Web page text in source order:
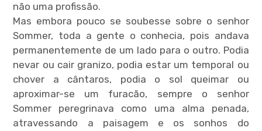
não uma profissão.
Mas embora pouco se soubesse sobre o senhor
Sommer, toda a gente o conhecia, pois andava
permanentemente de um lado para o outro. Podia
nevar ou cair granizo, podia estar um temporal ou
chover a cântaros, podia o sol queimar ou
aproximar-se um furacão, sempre o senhor
Sommer peregrinava como uma alma penada,
atravessando a paisagem e os sonhos do